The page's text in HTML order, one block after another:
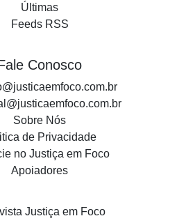
Últimas
Feeds RSS
Conosco
Sobre Nós
de Privacidade
no Justiça em Foco
Apoiadores